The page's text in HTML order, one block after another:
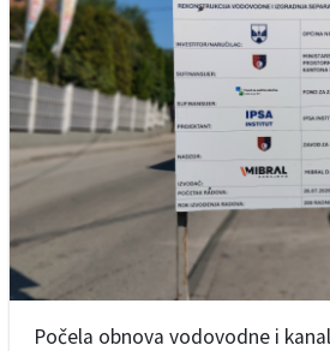
Počela obnova vodovodne i